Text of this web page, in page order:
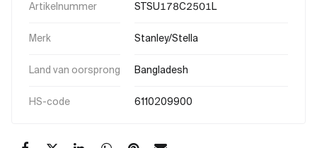
Artikelnummer STSU178C2501L
Merk Stanley/Stella
Land van oorsprong Bangladesh
HS-code 6110209900